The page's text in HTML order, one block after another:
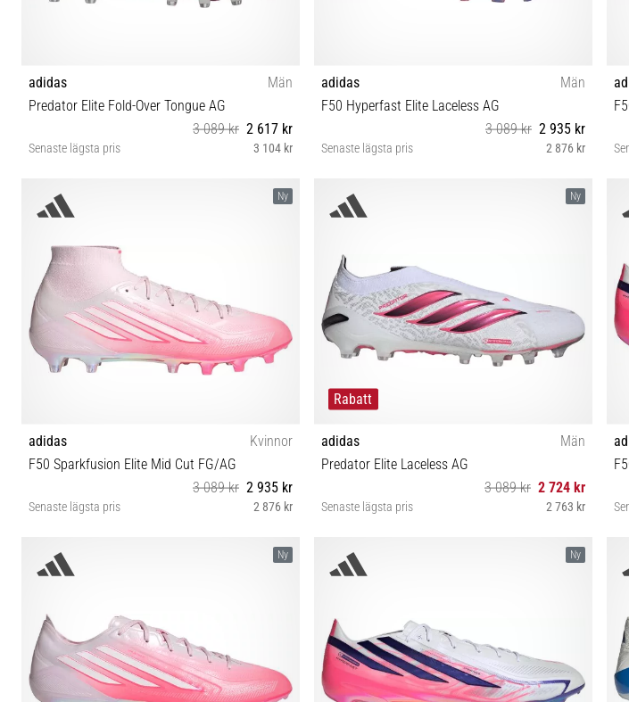
adidas
Män
Predator Elite Fold-Over Tongue AG
3 089 kr 2 617 kr
Senaste lägsta pris 3 104 kr
adidas
Män
F50 Hyperfast Elite Laceless AG
3 089 kr 2 935 kr
Senaste lägsta pris 2 876 kr
Ny
adidas
Kvinnor
F50 Sparkfusion Elite Mid Cut FG/AG
3 089 kr 2 935 kr
Senaste lägsta pris 2 876 kr
35½ 36 36⅔ 37⅓ 38 38⅔ 39⅓ 40 40⅔ 41⅓ 42 42⅔
Ny
Rabatt
adidas
Män
Predator Elite Laceless AG
3 089 kr 2 724 kr
Senaste lägsta pris 2 763 kr
39⅓ 40 40⅔ 42 42⅔ 43⅓ 44 44⅔ 45⅓ 46 46⅔
Ny Ny